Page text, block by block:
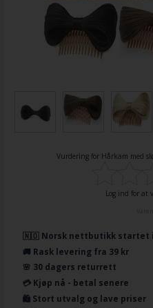
Vurdering for Hårkam med
Log ind for at
🇳🇴 Norsk nettbutikk startet i
🚚 Rask levering fra 39 kr
🌸 30 dagers returrett
💳 Kjøp nå - betal senere
🛍️ Stort utvalg og lave priser